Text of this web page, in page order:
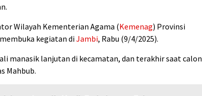
Wilayah Kementerian Agama (Kemenag) Provinsi
kegiatan diJambi, Rabu (9/4/2025).
manasik lanjutan di kecamatan, dan terakhir saat calon
Mahbub.